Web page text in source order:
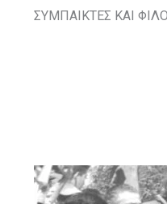
ΣΥΜΠΑΙΚΤΕΣ ΚΑΙ